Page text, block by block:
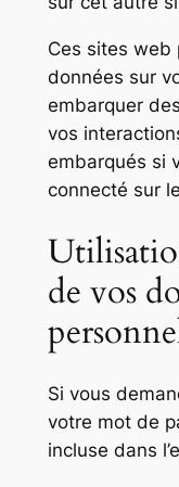
Ces sites web
données sur
embarquer
vos
embarqués si
connecté sur
de vos
Si vous
votre mot de
incluse dans